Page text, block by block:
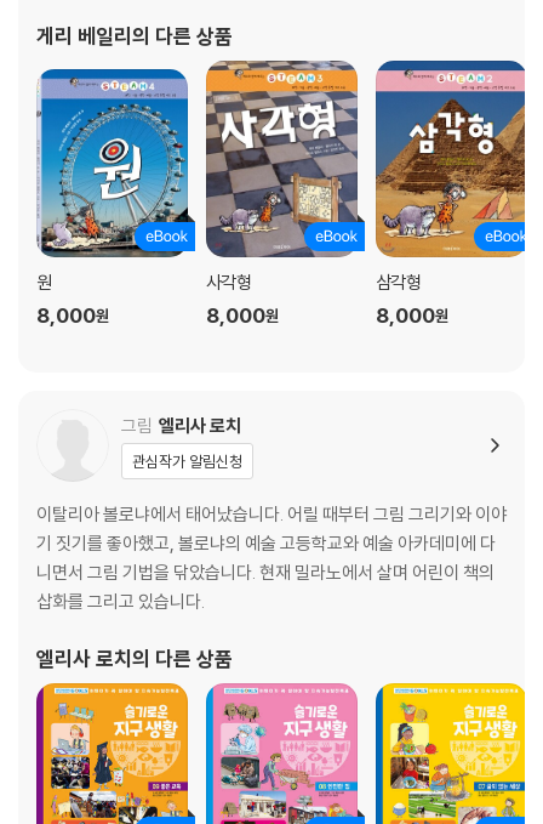
게리 베일리 의 다른 상품
원
8,000원
사각형
8,000원
삼각형
8,000원
그림 엘리사 로치
관심작가 알림신청
이탈리아 볼로냐에서 태어났습니다. 어릴 때부터 그림 그리기와 이야
기 짓기를 좋아했고, 볼로냐의 예술 고등학교와 예술 아카데미에 다
니면서 그림 기법을 닦았습니다. 현재 밀라노에서 살며 어린이 책의
삽화를 그리고 있습니다.
엘리사 로치 의 다른 상품